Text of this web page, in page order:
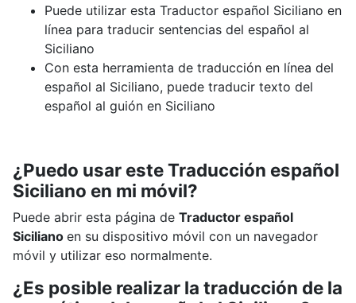
Puede utilizar esta Traductor español Siciliano en
línea para traducir sentencias del español al
Siciliano
Con esta herramienta de traducción en línea del
español al Siciliano, puede traducir texto del
español al guión en Siciliano
¿Puedo usar este Traducción español
Siciliano en mi móvil?
Puede abrir esta página de Traductor español
Siciliano en su dispositivo móvil con un navegador
móvil y utilizar eso normalmente.
¿Es posible realizar la traducción de la